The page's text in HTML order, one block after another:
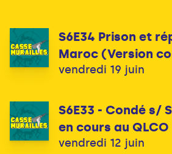
S6E34 Prison et
Maroc (Version
vendredi 19 juin
S6E33 - Condé s/
en cours au QLCO
vendredi 12 juin